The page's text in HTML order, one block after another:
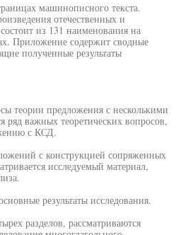
машинописного текста.
отечественных и
из 131 наименования на
Приложение содержит сводные
полученные результаты
теории предложения с несколькими
ряд важных теоретических вопросов,
с КСД.
с конструкцией сопряженных
исследуемый материал,
результаты исследования.
разделов, рассматриваются